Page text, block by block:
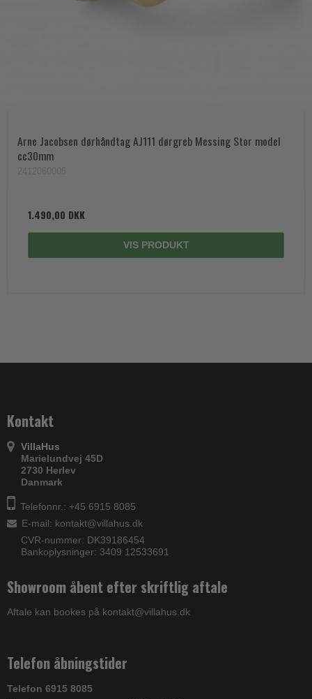
Arne Jacobsen dørhåndtag AJ111 dørgreb Messing Stor model
cc30mm
1.490,00 DKK
VIS PRODUKT
Kontakt
VillaHus
Marielundvej 45D
2730 Herlev
Danmark
Telefonnr.: +45 6915 8085
E-mail: kontakt@villahus.dk
CVR-nummer: DK39186454
Bankoplysninger: 3409 12533691
Showroom åbent efter skriftlig aftale
Aftale kan bookes på kontakt@villahus.dk
Telefon åbningstider
Telefon 6915 8085